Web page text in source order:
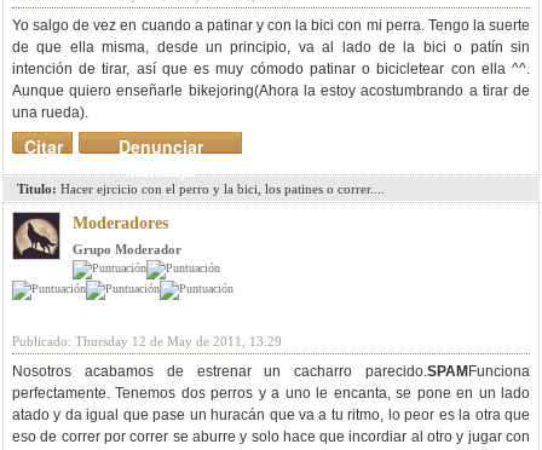
Yo salgo de vez en cuando a patinar y con la bici con mi perra. Tengo la suerte
de que ella misma, desde un principio, va al lado de la bici o patín sin
intención de tirar, así que es muy cómodo patinar o bicicletear con ella ^^.
Aunque quiero enseñarle bikejoring(Ahora la estoy acostumbrando a tirar de
una rueda).
Denunciar
mensaje
Citar
Titulo: Hacer ejrcicio con el perro y la bici, los patines o correr....
Moderadores
Grupo Moderador
Publicado: Thursday 12 de May de 2011, 13:29
Nosotros acabamos de estrenar un cacharro parecido.SPAM Funciona
perfectamente. Tenemos dos perros y a uno le encanta, se pone en un lado
atado y da igual que pase un huracán que va a tu ritmo, lo peor es la otra que
eso de correr por correr se aburre y solo hace que incordiar al otro y jugar con